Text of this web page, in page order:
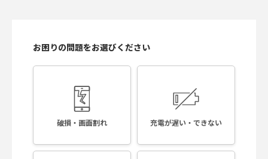
データチャージサイト
お困りの問題をお選びください
破損・画面割れ 充電が遅い・できない